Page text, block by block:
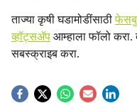
ताज्या कृषी घडामोडींसाठी
व्हॉट्सॲप आम्हाला फॉलो
सबस्क्राइब करा.